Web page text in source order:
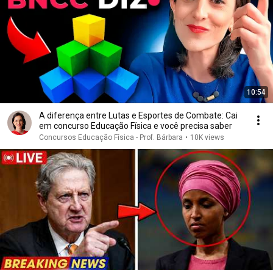
10:54
A diferença entre Lutas e Esportes de Combate: Cai
em concurso Educação Física e você precisa saber
Concursos Educação Física - Prof. Bárbara • 10K views